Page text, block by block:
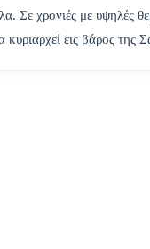
Σε χρονιές με υψηλές
κυριαρχεί εις βάρος της